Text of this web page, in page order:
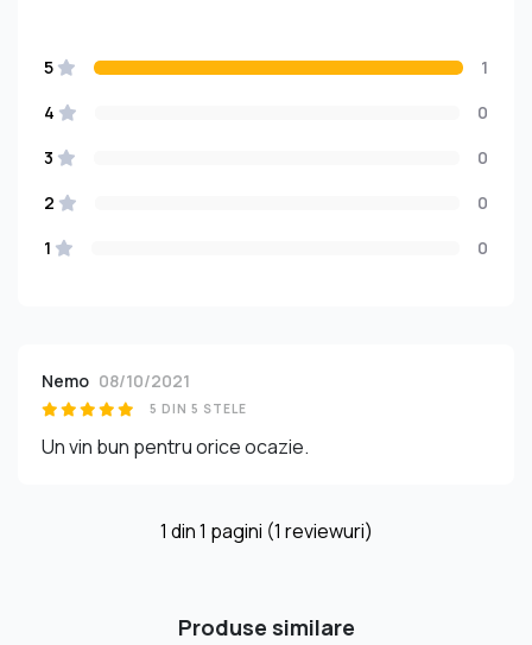
5
1
4
0
3
0
2
0
1
0
Nemo 08/10/2021
5 DIN 5 STELE
Un vin bun pentru orice ocazie.
1 din1 pagini (1 reviewuri)
Produse similare